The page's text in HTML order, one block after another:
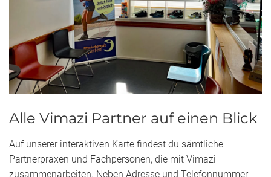
Alle Vimazi Partner auf einen Blick
Auf unserer interaktiven Karte findest du sämtliche
Partnerpraxen und Fachpersonen, die mit Vimazi
zusammenarbeiten. Neben Adresse und Telefonnummer